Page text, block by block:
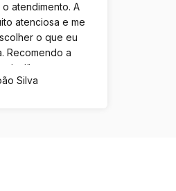
atendimento. A
atenciosa e me
o que eu
Recomendo a
todos!"
Silva